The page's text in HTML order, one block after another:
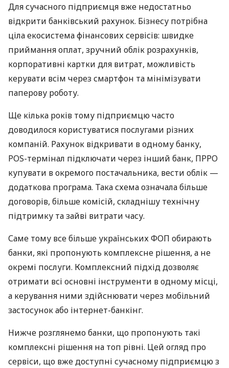
Для сучасного підприємця вже недостатньо
відкрити банківський рахунок. Бізнесу потрібна
ціла екосистема фінансових сервісів: швидке
приймання оплат, зручний облік розрахунків,
корпоративні картки для витрат, можливість
керувати всім через смартфон та мінімізувати
паперову роботу.
Ще кілька років тому підприємцю часто
доводилося користуватися послугами різних
компаній. Рахунок відкривати в одному банку,
POS-термінал підключати через інший банк, ПРРО
купувати в окремого постачальника, вести облік —
додаткова програма. Така схема означала більше
договорів, більше комісій, складнішу технічну
підтримку та зайві витрати часу.
Саме тому все більше українських ФОП обирають
банки, які пропонують комплексне рішення, а не
окремі послуги. Комплексний підхід дозволяє
отримати всі основні інструменти в одному місці,
а керування ними здійснювати через мобільний
застосунок або інтернет-банкінг.
Нижче розглянемо банки, що пропонують такі
комплексні рішення на топ рівні. Цей огляд про
сервіси, що вже доступні сучасному підприємцю з